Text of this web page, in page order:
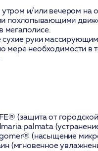
утром и/или вечером на
похлопывающими
мегаполисе.
сухие руки
мере необходимости в
(защита от
palmata
(насыщение
(мгновенное